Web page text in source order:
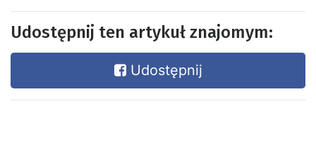
Udostępnij ten artykuł znajomym:
Udostępnij